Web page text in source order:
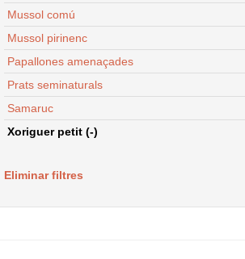
Mussol comú
Mussol pirinenc
Papallones amenaçades
Prats seminaturals
Samaruc
Xoriguer petit (-)
Eliminar filtres